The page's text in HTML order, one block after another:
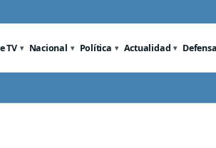
TV Nacional Política Actualidad Defensa